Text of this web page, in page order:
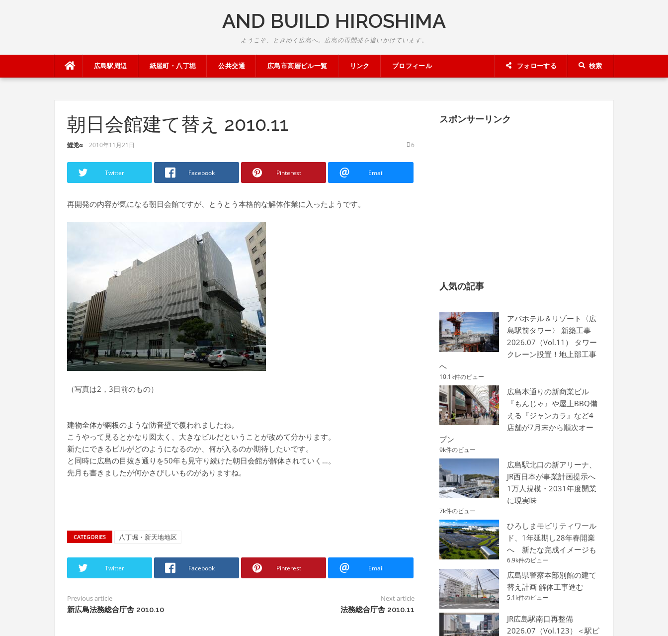
AND BUILD HIROSHIMA
ようこそ、ときめく広島へ。広島の再開発を追いかけています。
広島駅周辺 紙屋町・八丁堀 公共交通 広島市高層ビル一覧 リンク プロフィール フォローする 検索
朝日会館建て替え 2010.11
鯉党α 2010年11月21日 6
Twitter Facebook Pinterest Email
再開発の内容が気になる朝日会館ですが、とうとう本格的な解体作業に入ったようです。
（写真は2，3日前のもの）
建物全体が鋼板のような防音壁で覆われましたね。
こうやって見るとかなり図太く、大きなビルだということが改めて分かります。
新たにできるビルがどのようになるのか、何が入るのか期待したいです。
と同時に広島の目抜き通りを50年も見守り続けた朝日会館が解体されていく…。
先月も書きましたが何かさびしいものがありますね。
CATEGORIES 八丁堀・新天地地区
Twitter Facebook Pinterest Email
Previous article
新広島法務総合庁舎 2010.10
Next article
法務総合庁舎 2010.11
スポンサーリンク
人気の記事
アパホテル＆リゾート〈広
島駅前タワー〉 新築工事
2026.07（Vol.11） タワー
クレーン設置！地上部工事
へ
10.1k件のビュー
広島本通りの新商業ビル
『もんじゃ』や屋上BBQ備
える『ジャンカラ』など4
店舗が7月末から順次オー
プン
9k件のビュー
広島駅北口の新アリーナ、
JR西日本が事業計画提示へ
1万人規模・2031年度開業
に現実味
7k件のビュー
ひろしまモビリティワール
ド、1年延期し28年春開業
へ 新たな完成イメージも
6.9k件のビュー
広島県警察本部別館の建て
替え計画 解体工事進む
5.1k件のビュー
JR広島駅南口再整備
2026.07（Vol.123）＜駅ビ